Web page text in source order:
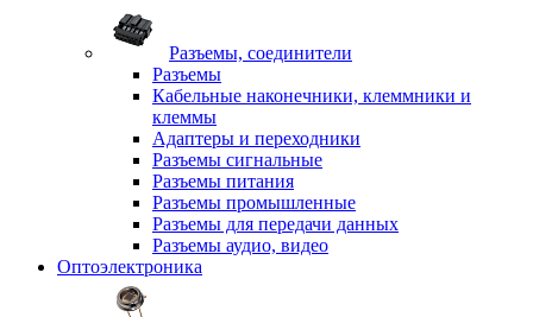
Разъемы, соединители
Разъемы
Кабельные наконечники, клеммники и
клеммы
Адаптеры и переходники
Разъемы сигнальные
Разъемы питания
Разъемы промышленные
Разъемы для передачи данных
Разъемы аудио, видео
Оптоэлектроника